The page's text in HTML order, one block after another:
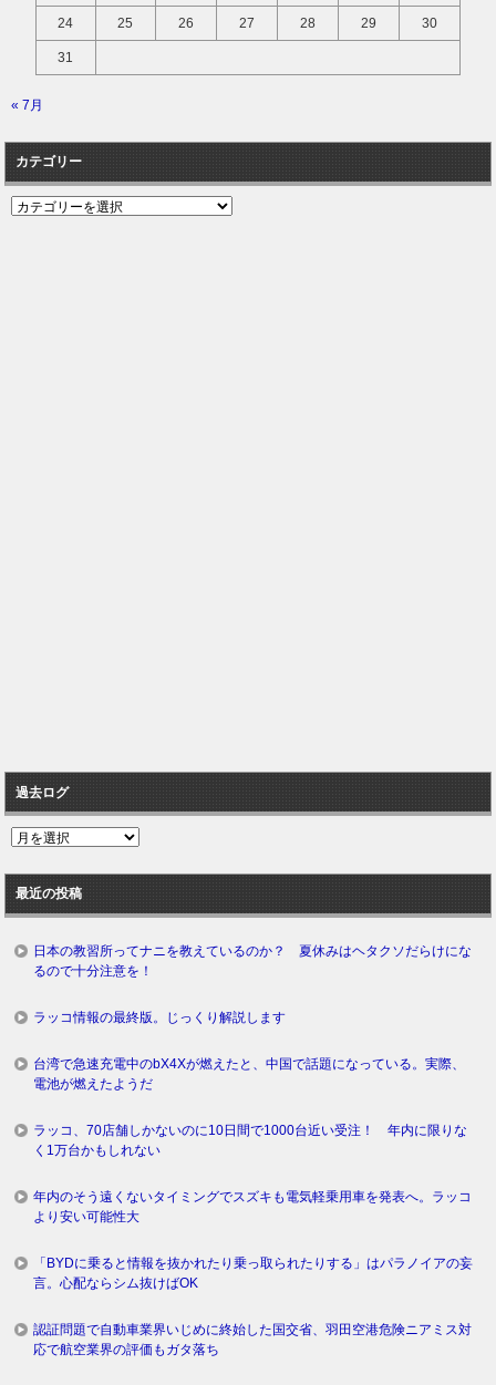
24 25 26 27 28 29 30
31
« 7月
カテゴリー
カ
過去ログ
過
ロ
グ
最近の投稿
日本の教習所ってナニを教えているのか？ 夏休みはヘタクソだらけにな
るので十分注意を！
ラッコ情報の最終版。じっくり解説します
台湾で急速充電中のbX4Xが燃えたと、中国で話題になっている。実際、
電池が燃えたようだ
ラッコ、70店舗しかないのに10日間で1000台近い受注！ 年内に限りな
く1万台かもしれない
年内のそう遠くないタイミングでスズキも電気軽乗用車を発表へ。ラッコ
より安い可能性大
「BYDに乗ると情報を抜かれたり乗っ取られたりする」はパラノイアの妄
言。心配ならシム抜けばOK
認証問題で自動車業界いじめに終始した国交省、羽田空港危険ニアミス対
応で航空業界の評価もガタ落ち